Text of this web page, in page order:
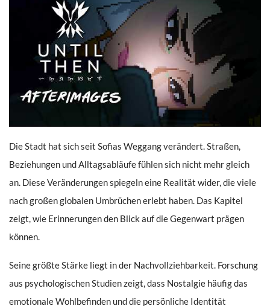
Die Stadt hat sich seit Sofias Weggang verändert. Straßen,
Beziehungen und Alltagsabläufe fühlen sich nicht mehr gleich
an. Diese Veränderungen spiegeln eine Realität wider, die viele
nach großen globalen Umbrüchen erlebt haben. Das Kapitel
zeigt, wie Erinnerungen den Blick auf die Gegenwart prägen
können.
Seine größte Stärke liegt in der Nachvollziehbarkeit. Forschung
aus psychologischen Studien zeigt, dass Nostalgie häufig das
emotionale Wohlbefinden und die persönliche Identität